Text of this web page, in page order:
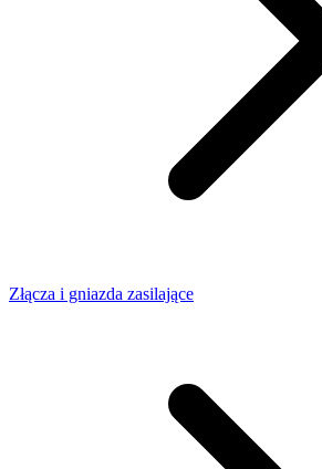
Złącza i gniazda zasilające